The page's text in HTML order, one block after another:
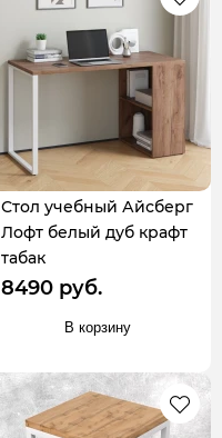
Стол учебный Айсберг
Лофт белый дуб крафт
табак
8490 руб.
В корзину